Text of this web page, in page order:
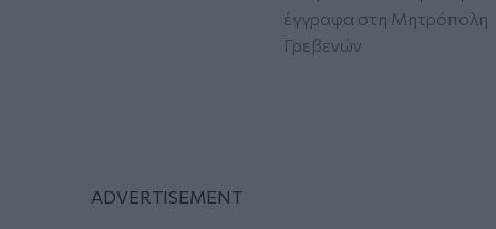
έγγραφα στη Μητρόπολη
Γρεβενών